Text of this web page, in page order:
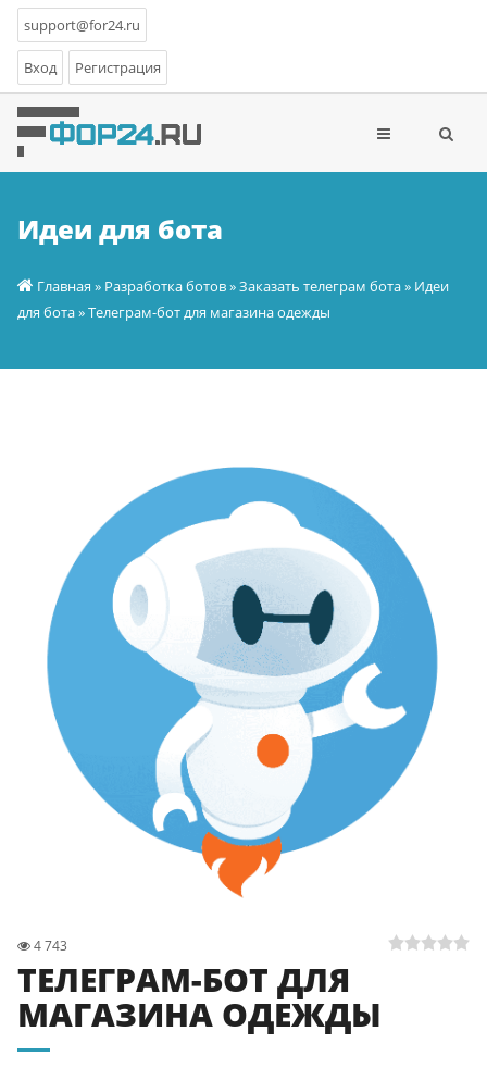
support@for24.ru
Вход Регистрация
Идеи для бота
Главная » Разработка ботов»Заказать телеграм бота» Идеи
для бота» Телеграм-бот для магазина одежды
4 743
ТЕЛЕГРАМ-БОТ ДЛЯ
МАГАЗИНА ОДЕЖДЫ